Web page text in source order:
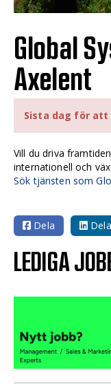
Global
Axelent
Sista dag för att
Vill du driva
internationell och
Sök tjänsten som
Dela Dela
LEDIGA